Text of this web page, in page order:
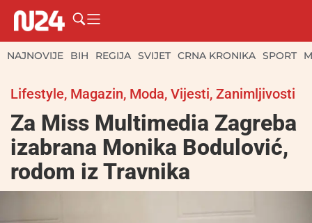
NAJNOVIJE BIH REGIJA SVIJET CRNA KRONIKA SPORT
Lifestyle, Magazin, Moda, Vijesti, Zanimljivosti
Za Miss Multimedia Zagreba
izabrana Monika Bodulović,
rodom iz Travnika